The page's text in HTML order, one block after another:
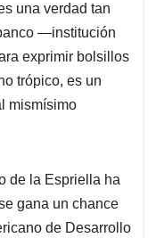
una verdad tan
—institución
exprimir bolsillos
trópico, es un
mismísimo
de la Espriella ha
gana un chance
de Desarrollo